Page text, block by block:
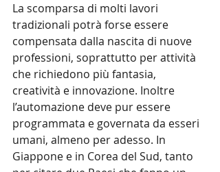
La scomparsa di molti lavori
tradizionali potrà forse essere
compensata dalla nascita di nuove
professioni, soprattutto per attività
che richiedono più fantasia,
creatività e innovazione. Inoltre
l’automazione deve pur essere
programmata e governata da esseri
umani, almeno per adesso. In
Giappone e in Corea del Sud, tanto